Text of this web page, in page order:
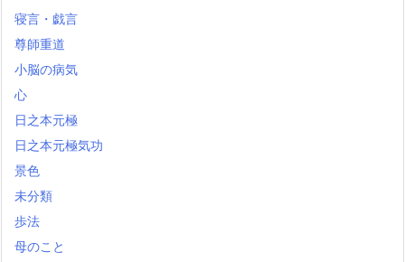
寝言・戯言
尊師重道
小脳の病気
心
日之本元極
日之本元極気功
景色
未分類
歩法
母のこと